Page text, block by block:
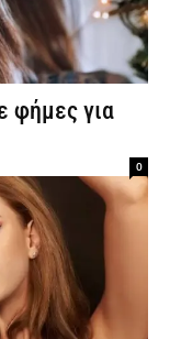
φήμες για
0